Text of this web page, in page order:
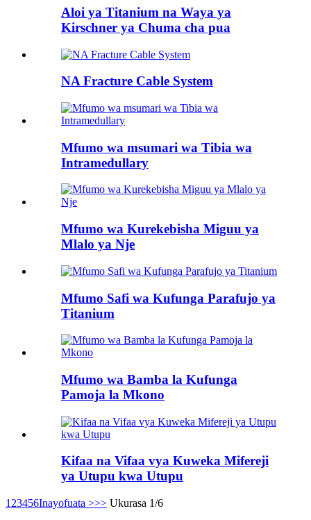
Aloi ya Titanium na Waya ya
Kirschner ya Chuma cha pua
NA Fracture Cable System
Mfumo wa msumari wa Tibia wa
Intramedullary
Mfumo wa Kurekebisha Miguu ya
Mlalo ya Nje
Mfumo Safi wa Kufunga Parafujo ya
Titanium
Mfumo wa Bamba la Kufunga
Pamoja la Mkono
Kifaa na Vifaa vya Kuweka Mifereji
ya Utupu kwa Utupu
1 23456Inayofuata >>> Ukurasa 1/6